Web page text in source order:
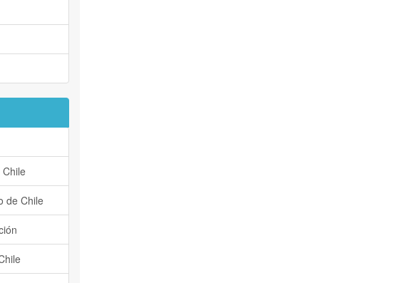
Chile
de Chile